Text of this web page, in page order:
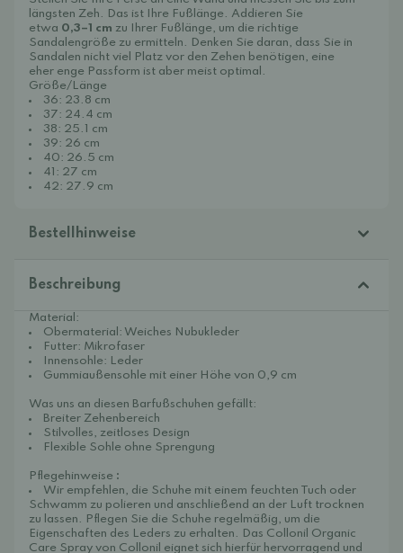
längsten Zeh. Das ist Ihre Fußlänge. Addieren Sie
etwa 0,3–1 cm zu Ihrer Fußlänge, um die richtige
Sandalengröße zu ermitteln. Denken Sie daran, dass Sie in
Sandalen nicht viel Platz vor den Zehen benötigen, eine
eher enge Passform ist aber meist optimal.
Größe/Länge
36: 23.8 cm
37: 24.4 cm
38: 25.1 cm
39: 26 cm
40: 26.5 cm
41: 27 cm
42: 27.9 cm
Bestellhinweise
Beschreibung
Material:
Obermaterial: Weiches Nubukleder
Futter: Mikrofaser
Innensohle: Leder
Gummiaußensohle mit einer Höhe von 0,9 cm
Was uns an diesen Barfußschuhen gefällt:
Breiter Zehenbereich
Stilvolles, zeitloses Design
Flexible Sohle ohne Sprengung
Pflegehinweise :
Wir empfehlen, die Schuhe mit einem feuchten Tuch oder
Schwamm zu polieren und anschließend an der Luft trocknen
zu lassen. Pflegen Sie die Schuhe regelmäßig, um die
Eigenschaften des Leders zu erhalten.
Das Collonil Organic
Care Spray von Collonil eignet sich hierfür hervorragend und